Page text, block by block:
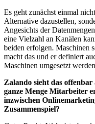
Es geht zunächst einmal
Alternative dazustellen,
Angesichts der
eine Vielzahl an Kanälen
beiden erfolgen. Maschinen
macht das und er definiert
Maschinen umgesetzt
Zalando sieht das
ganze Menge Mitarbeiter
inzwischen
Zusammenspiel?